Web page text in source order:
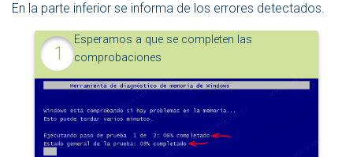
En la parte inferior se informa de los errores detectados.
Esperamos a que se completen las
comprobaciones